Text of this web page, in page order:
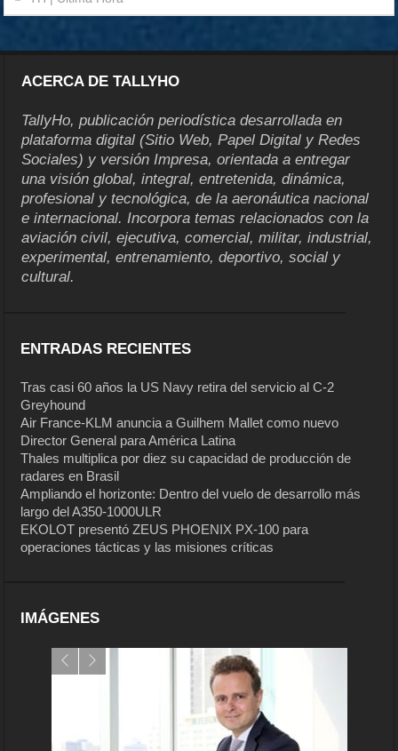
ACERCA DE TALLYHO
TallyHo, publicación periodística desarrollada en
plataforma digital (Sitio Web, Papel Digital y Redes
Sociales) y versión Impresa, orientada a entregar
una visión global, integral, entretenida, dinámica,
profesional y tecnológica, de la aeronáutica nacional
e internacional. Incorpora temas relacionados con la
aviación civil, ejecutiva, comercial, militar, industrial,
experimental, entrenamiento, deportivo, social y
cultural.
ENTRADAS RECIENTES
Tras casi 60 años la US Navy retira del servicio al C-2
Greyhound
Air France-KLM anuncia a Guilhem Mallet como nuevo
Director General para América Latina
Thales multiplica por diez su capacidad de producción de
radares en Brasil
Ampliando el horizonte: Dentro del vuelo de desarrollo más
largo del A350-1000ULR
EKOLOT presentó ZEUS PHOENIX PX-100 para
operaciones tácticas y las misiones críticas
IMÁGENES